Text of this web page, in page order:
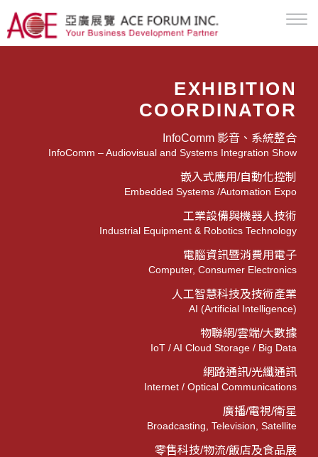
EXHIBITION
COORDINATOR
InfoComm 影音、系統整合
InfoComm – Audiovisual and Systems Integration Show
嵌入式應用/自動化控制
Embedded Systems /Automation Expo
工業設備與機器人技術
Industrial Equipment & Robotics Technology
電腦資訊暨消費用電子
Computer, Consumer Electronics
人工智慧科技及技術產業
AI (Artificial Intelligence)
物聯網/雲端/大數據
IoT / AI Cloud Storage / Big Data
網路通訊/光纖通訊
Internet / Optical Communications
廣播/電視/衛星
Broadcasting, Television, Satellite
零售科技/物流/飯店及食品展